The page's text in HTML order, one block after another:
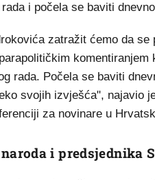
i počela se baviti
zatražit ćemo da
rada. Počela se baviti
svojih izvješća", najavio
za novinare u
i predsjednika